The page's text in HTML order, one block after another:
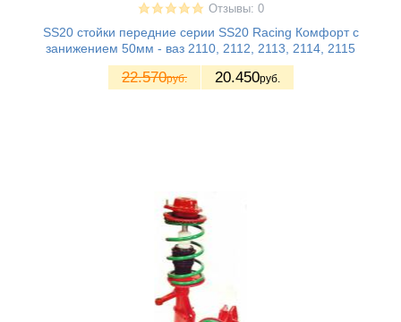
Отзывы: 0
SS20 стойки передние серии SS20 Racing Комфорт с
занижением 50мм - ваз 2110, 2112, 2113, 2114, 2115
22.570руб. 20.450руб.